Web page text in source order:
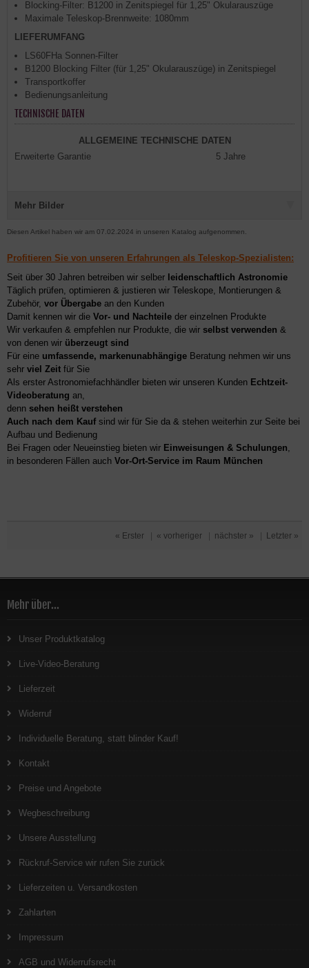
Blocking-Filter: B1200 in Zenitspiegel für 1,25" Okularauszüge
Maximale Teleskop-Brennweite: 1080mm
LIEFERUMFANG
LS60FHa Sonnen-Filter
B1200 Blocking Filter (für 1,25" Okularauszüge) in Zenitspiegel
Transportkoffer
Bedienungsanleitung
TECHNISCHE DATEN
ALLGEMEINE TECHNISCHE DATEN
Erweiterte Garantie
5 Jahre
Mehr Bilder
Diesen Artikel haben wir am 07.02.2024 in unseren Katalog aufgenommen.
Profitieren Sie von unseren Erfahrungen als Teleskop-Spezialisten:
Seit über 30 Jahren betreiben wir selber leidenschaftlich Astronomie
Täglich prüfen, optimieren & justieren wir Teleskope, Montierungen &
Zubehör, vor Übergabe an den Kunden
Damit kennen wir die Vor- und Nachteile der einzelnen Produkte
Wir verkaufen & empfehlen nur Produkte, die wir selbst verwenden &
von denen wir überzeugt sind
Für eine umfassende, markenunabhängige Beratung nehmen wir uns
sehr viel Zeit für Sie
Als erster Astronomiefachhändler bieten wir unseren Kunden Echtzeit-
Videoberatung an,
denn sehen heißt verstehen
Auch nach dem Kaufsind wir für Sie da & stehen weiterhin zur Seite bei
Aufbau und Bedienung
Bei Fragen oder Neueinstieg bieten wir Einweisungen & Schulungen,
in besonderen Fällen auch Vor-Ort-Service im Raum München
« Erster « vorheriger nächster » Letzter »
Mehr über...
Unser Produktkatalog
Live-Video-Beratung
Lieferzeit
Widerruf
Individuelle Beratung, statt blinder Kauf!
Kontakt
Preise und Angebote
Wegbeschreibung
Unsere Ausstellung
Rückruf-Service wir rufen Sie zurück
Lieferzeiten u. Versandkosten
Zahlarten
Impressum
AGB und Widerrufsrecht